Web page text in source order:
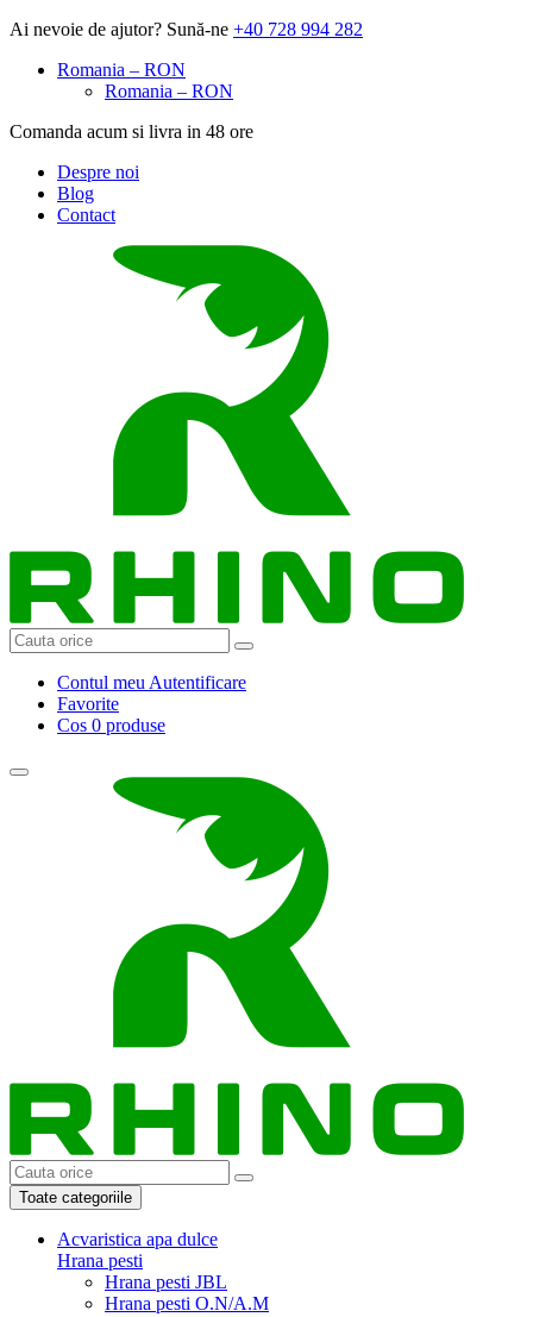
Ai nevoie de ajutor? Sună-ne +40 728 994 282
Romania – RON
Romania – RON
Comanda acum si livra in 48 ore
Despre noi
Blog
Contact
Contul meu Autentificare
Favorite
Cos 0 produse
Toate categoriile
Acvaristica apa dulce
Hrana pesti
Hrana pesti JBL
Hrana pesti O.N/A.M